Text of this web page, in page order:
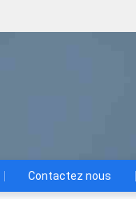
Contactez nous